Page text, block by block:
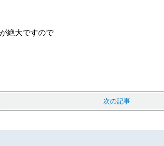
絶大ですので
次の記事